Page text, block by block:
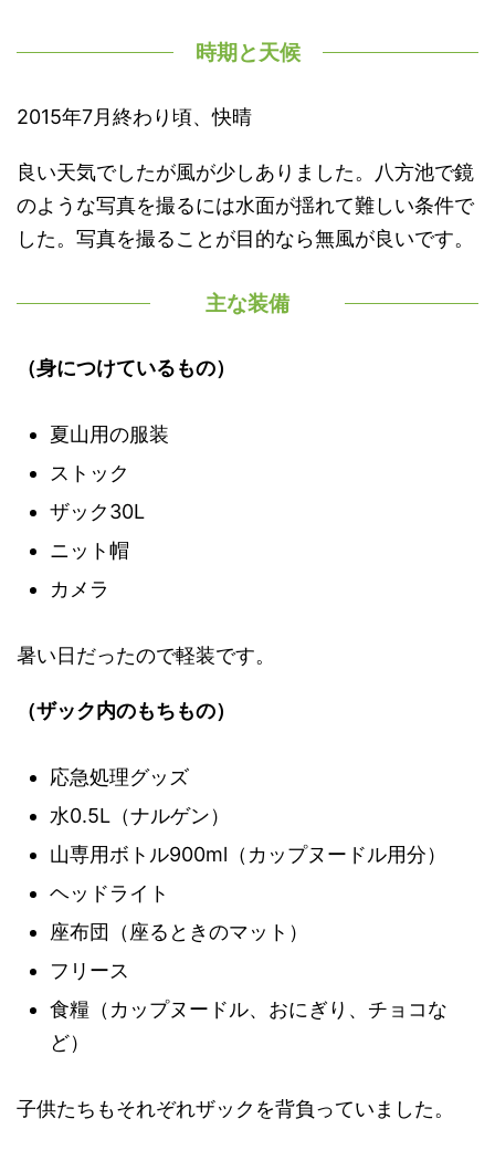
時期と天候
2015年7月終わり頃、快晴
良い天気でしたが風が少しありました。八方池で鏡
のような写真を撮るには水面が揺れて難しい条件で
した。写真を撮ることが目的なら無風が良いです。
主な装備
（身につけているもの）
夏山用の服装
ストック
ザック30L
ニット帽
カメラ
暑い日だったので軽装です。
（ザック内のもちもの）
応急処理グッズ
水0.5L（ナルゲン）
山専用ボトル900ml（カップヌードル用分）
ヘッドライト
座布団（座るときのマット）
フリース
食糧（カップヌードル、おにぎり、チョコな
ど）
子供たちもそれぞれザックを背負っていました。